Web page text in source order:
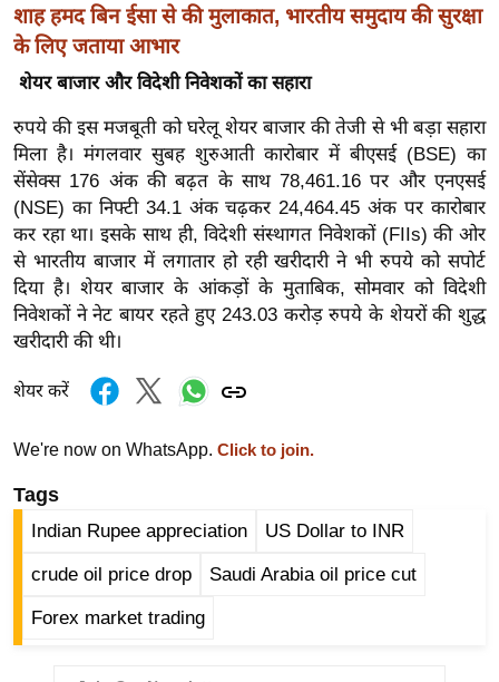
सा
हि
त्य
ग
त
ऑ
टो
व
र्ल्ड
न्यू
ज
फ
रं
ज
ज
ग
शाह हमद बिन ईसा से की मुलाकात, भारतीय समुदाय की सुरक्षा
के लिए जताया आभार
शेयर बाजार और विदेशी निवेशकों का सहारा
रुपये की इस मजबूती को घरेलू शेयर बाजार की तेजी से भी बड़ा सहारा
मिला है। मंगलवार सुबह शुरुआती कारोबार में बीएसई (BSE) का
सेंसेक्स 176 अंक की बढ़त के साथ 78,461.16 पर और एनएसई
(NSE) का निफ्टी 34.1 अंक चढ़कर 24,464.45 अंक पर कारोबार
कर रहा था। इसके साथ ही, विदेशी संस्थागत निवेशकों (FIIs) की ओर
से भारतीय बाजार में लगातार हो रही खरीदारी ने भी रुपये को सपोर्ट
दिया है। शेयर बाजार के आंकड़ों के मुताबिक, सोमवार को विदेशी
निवेशकों ने नेट बायर रहते हुए 243.03 करोड़ रुपये के शेयरों की शुद्ध
खरीदारी की थी।
शेयर करें
We're now on WhatsApp. Click to join.
Tags
Indian Rupee appreciation US Dollar to INR
crude oil price drop Saudi Arabia oil price cut
Forex market trading